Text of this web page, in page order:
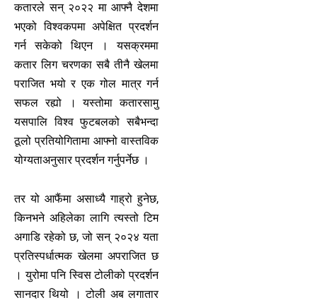
कतारले सन् २०२२ मा आफ्नै देशमा
भएको विश्वकपमा अपेक्षित प्रदर्शन
गर्न सकेको थिएन । यसक्रममा
कतार लिग चरणका सबै तीनै खेलमा
पराजित भयो र एक गोल मात्र गर्न
सफल रह्यो । यस्तोमा कतारसामु
यसपालि विश्व फुटबलको सबैभन्दा
ठूलो प्रतियोगितामा आफ्नो वास्तविक
योग्यताअनुसार प्रदर्शन गर्नुपर्नेछ ।
तर यो आफैंमा असाध्यै गाह्रो हुनेछ,
किनभने अहिलेका लागि त्यस्तो टिम
अगाडि रहेको छ, जो सन् २०२४ यता
प्रतिस्पर्धात्मक खेलमा अपराजित छ
। युरोमा पनि स्विस टोलीको प्रदर्शन
सानदार थियो । टोली अब लगातार